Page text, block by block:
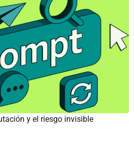
y el riesgo invisible